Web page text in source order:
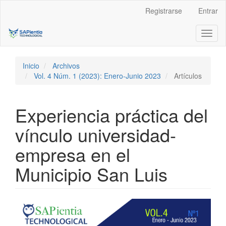
principal
Barra
Registrarse Entrar
Inicio
Archivos
Vol. 4 Núm. 1 (2023): Enero-Junio 2023
Artículos
Experiencia práctica del
vínculo universidad-
empresa en el
Municipio San Luis
Barra